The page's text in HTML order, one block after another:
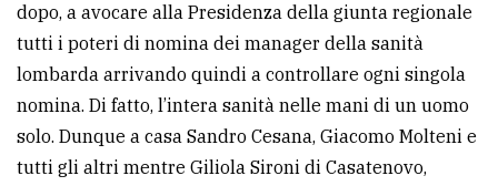
dopo, a avocare alla Presidenza della giunta regionale
tutti i poteri di nomina dei manager della sanità
lombarda arrivando quindi a controllare ogni singola
nomina. Di fatto, l’intera sanità nelle mani di un uomo
solo. Dunque a casa Sandro Cesana, Giacomo Molteni e
tutti gli altri mentre Giliola Sironi di Casatenovo,